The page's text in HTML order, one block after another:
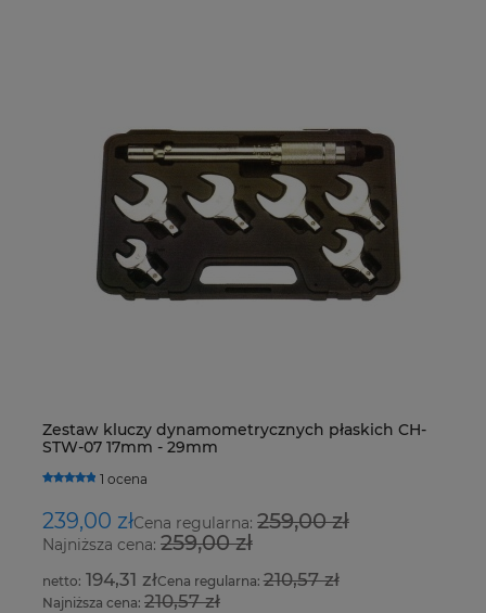
Zestaw kluczy dynamometrycznych płaskich CH-
STW-07 17mm - 29mm
1 ocena
239,00 złCena regularna: 259,00 zł
Najniższa cena: 259,00 zł
194,31 złCena regularna:210,57 zł
Najniższa cena: 210,57 zł